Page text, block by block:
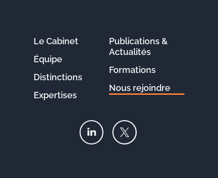
Le Cabinet
Équipe
Distinctions
Expertises
Publications &
Actualités
Formations
Nous rejoindre